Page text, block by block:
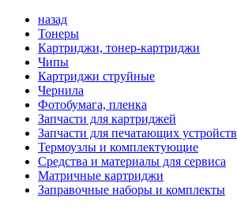
назад
Тонеры
Картриджи, тонер-картриджи
Чипы
Картриджи струйные
Чернила
Фотобумага, пленка
Запчасти для картриджей
Запчасти для печатающих устройств
Термоузлы и комплектующие
Средства и материалы для сервиса
Матричные картриджи
Заправочные наборы и комплекты